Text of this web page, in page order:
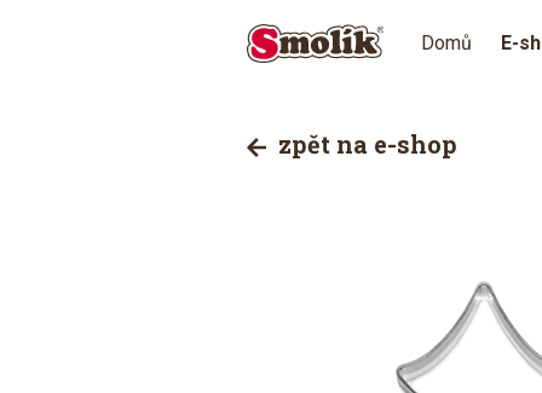
Domů E-
zpět na e-shop